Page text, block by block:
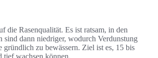
die Rasenqualität. Es ist ratsam, in den
sind dann niedriger, wodurch Verdunstung
zu bewässern. Ziel ist es, 15 bis
tief wachsen können.